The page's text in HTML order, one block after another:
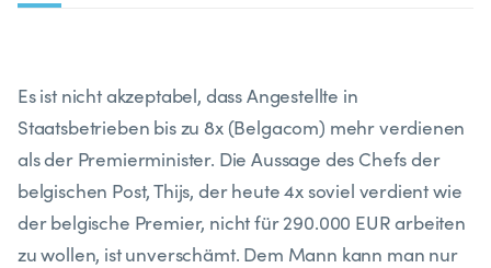
Es ist nicht akzeptabel, dass Angestellte in
Staatsbetrieben bis zu 8x (Belgacom) mehr verdienen
als der Premierminister. Die Aussage des Chefs der
belgischen Post, Thijs, der heute 4x soviel verdient wie
der belgische Premier, nicht für 290.000 EUR arbeiten
zu wollen, ist unverschämt. Dem Mann kann man nur